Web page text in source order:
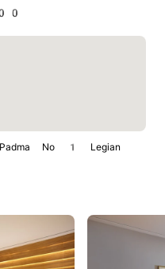
No 1 Legian